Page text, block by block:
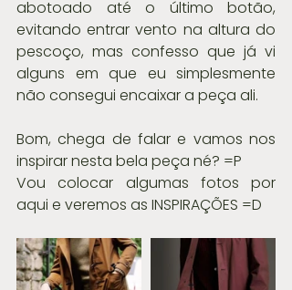
abotoado até o último botão,
evitando entrar vento na altura do
pescoço, mas confesso que já vi
alguns em que eu simplesmente
não consegui encaixar a peça ali.
Bom, chega de falar e vamos nos
inspirar nesta bela peça né? =P
Vou colocar algumas fotos por
aqui e veremos as INSPIRAÇÕES =D